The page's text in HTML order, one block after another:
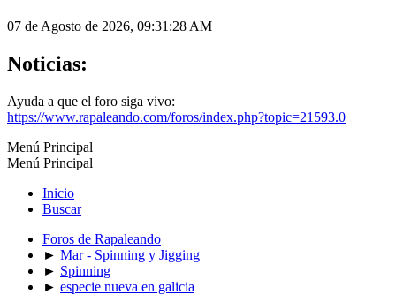
07 de Agosto de 2026, 09:31:28 AM
Noticias:
Ayuda a que el foro siga vivo:
https://www.rapaleando.com/foros/index.php?topic=21593.0
Menú Principal
Menú Principal
Inicio
Buscar
Foros de Rapaleando
► Mar - Spinning y Jigging
► Spinning
► especie nueva en galicia